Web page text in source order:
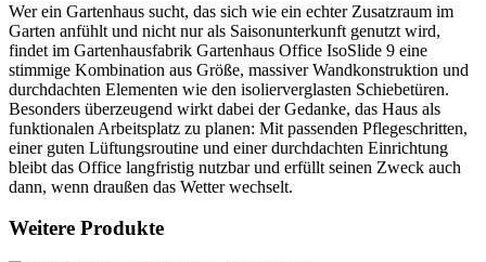
Wer ein Gartenhaus sucht, das sich wie ein echter Zusatzraum im
Garten anfühlt und nicht nur als Saisonunterkunft genutzt wird,
findet im Gartenhausfabrik Gartenhaus Office IsoSlide 9 eine
stimmige Kombination aus Größe, massiver Wandkonstruktion und
durchdachten Elementen wie den isolierverglasten Schiebetüren.
Besonders überzeugend wirkt dabei der Gedanke, das Haus als
funktionalen Arbeitsplatz zu planen: Mit passenden Pflegeschritten,
einer guten Lüftungsroutine und einer durchdachten Einrichtung
bleibt das Office langfristig nutzbar und erfüllt seinen Zweck auch
dann, wenn draußen das Wetter wechselt.
Weitere Produkte